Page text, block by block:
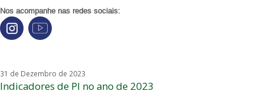
Nos acompanhe nas redes sociais:
31 de Dezembro de 2023
Indicadores de PI no ano de 2023